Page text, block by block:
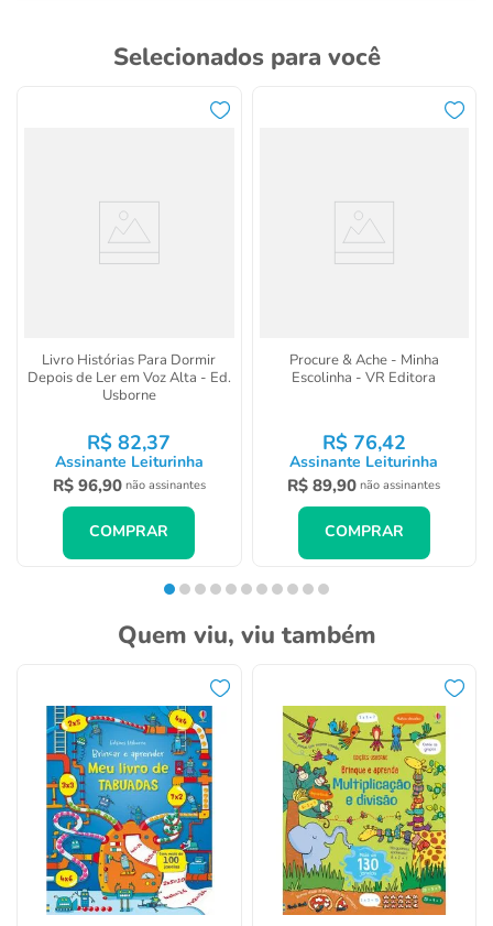
Selecionados para você
Livro Histórias Para Dormir
Depois de Ler em Voz Alta - Ed.
Usborne
R$ 82,37
Assinante Leiturinha
R$ 96,90 não assinantes
COMPRAR
Procure & Ache - Minha
Escolinha - VR Editora
R$ 76,42
Assinante Leiturinha
R$ 89,90 não assinantes
COMPRAR
Quem viu, viu também